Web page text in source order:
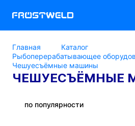
Главная
Каталог
Рыбоперерабатывающее
Чешуесъёмные машины
ЧЕШУЕСЪЁМНЫЕ
по популярности